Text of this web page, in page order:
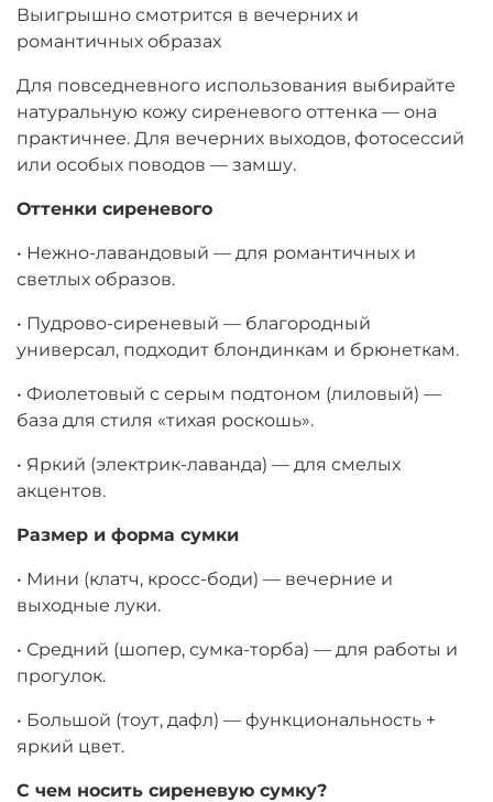
Выигрышно смотрится в вечерних и
романтичных образах
Для повседневного использования выбирайте
натуральную кожу сиреневого оттенка — она
практичнее. Для вечерних выходов, фотосессий
или особых поводов — замшу.
Оттенки сиреневого
• Нежно-лавандовый — для романтичных и
светлых образов.
• Пудрово-сиреневый — благородный
универсал, подходит блондинкам и брюнеткам.
• Фиолетовый с серым подтоном (лиловый) —
база для стиля «тихая роскошь».
• Яркий (электрик-лаванда) — для смелых
акцентов.
Размер и форма сумки
• Мини (клатч, кросс-боди) — вечерние и
выходные луки.
• Средний (шопер, сумка-торба) — для работы и
прогулок.
• Большой (тоут, дафл) — функциональность +
яркий цвет.
С чем носить сиреневую сумку?